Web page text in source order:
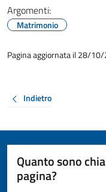
Argomenti:
Matrimonio
Pagina aggiornata il 28/
Indietro
Quanto sono
pagina?